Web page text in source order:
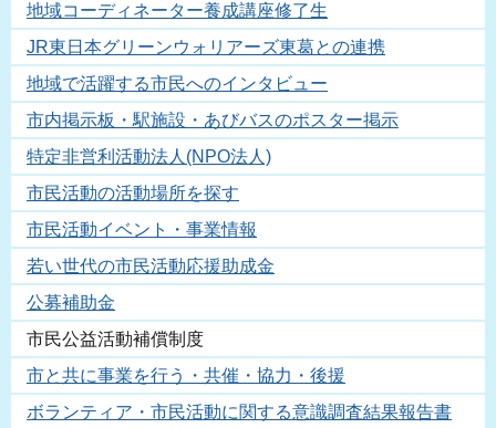
地域コーディネーター養成講座修了生
JR東日本グリーンウォリアーズ東葛との連携
地域で活躍する市民へのインタビュー
市内掲示板・駅施設・あびバスのポスター掲示
特定非営利活動法人(NPO法人)
市民活動の活動場所を探す
市民活動イベント・事業情報
若い世代の市民活動応援助成金
公募補助金
市民公益活動補償制度
市と共に事業を行う・共催・協力・後援
ボランティア・市民活動に関する意識調査結果報告書